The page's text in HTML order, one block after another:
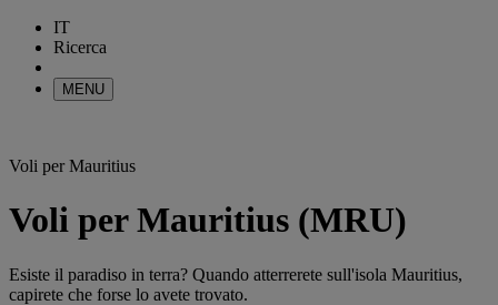
IT
Ricerca
MENU
Voli per Mauritius
Voli per Mauritius (MRU)
Esiste il paradiso in terra? Quando atterrerete sull'isola Mauritius,
capirete che forse lo avete trovato.